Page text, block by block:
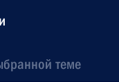
теме